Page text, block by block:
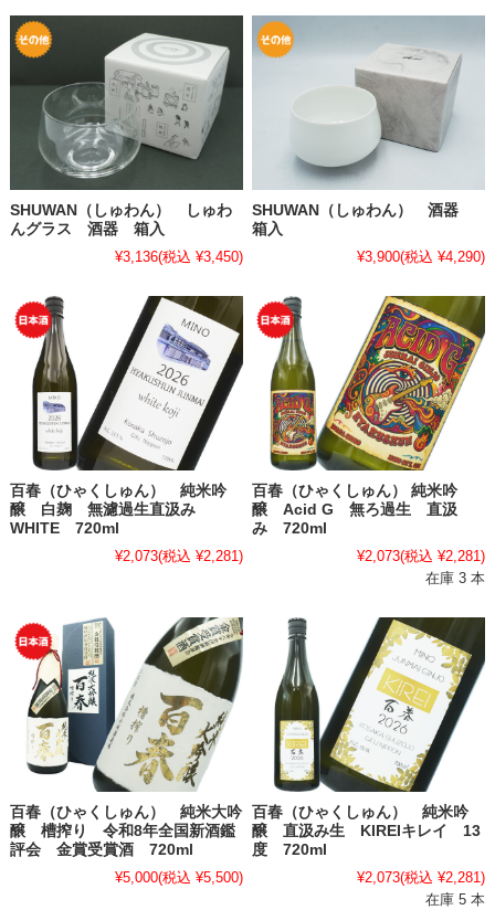
SHUWAN（しゅわん） しゅわ
んグラス 酒器 箱入
¥3,136(税込 ¥3,450)
SHUWAN（しゅわん） 酒器
箱入
¥3,900(税込 ¥4,290)
百春（ひゃくしゅん） 純米吟
醸 白麹 無濾過生直汲み
WHITE 720ml
¥2,073(税込 ¥2,281)
百春（ひゃくしゅん） 純米吟
醸 Acid G 無ろ過生 直汲
み 720ml
¥2,073(税込 ¥2,281)
在庫 3 本
百春（ひゃくしゅん） 純米大吟
醸 槽搾り 令和8年全国新酒鑑
評会 金賞受賞酒 720ml
¥5,000(税込 ¥5,500)
百春（ひゃくしゅん） 純米吟
醸 直汲み生 KIREIキレイ 13
度 720ml
¥2,073(税込 ¥2,281)
在庫 5 本